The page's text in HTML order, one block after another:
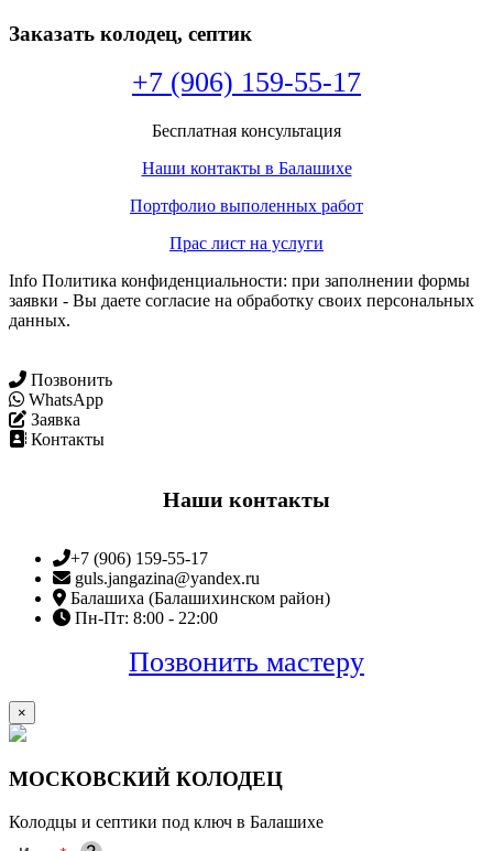
Заказать колодец, септик
+7 (906) 159-55-17
Бесплатная консультация
Наши контакты в Балашихе
Портфолио выполенных работ
Прас лист на услуги
Info Политика конфиденциальности: при заполнении формы
заявки - Вы даете согласие на обработку своих персональных
данных.
Позвонить
WhatsApp
Заявка
Контакты
Наши контакты
+7 (906) 159-55-17
guls.jangazina@yandex.ru
Балашиха (Балашихинском район)
Пн-Пт: 8:00 - 22:00
Позвонить мастеру
×
МОСКОВСКИЙ КОЛОДЕЦ
Колодцы и септики под ключ в Балашихе